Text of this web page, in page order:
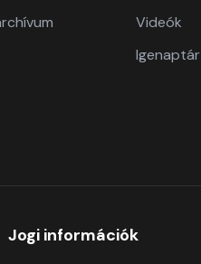
Videók
Igenaptár
Jogi információk